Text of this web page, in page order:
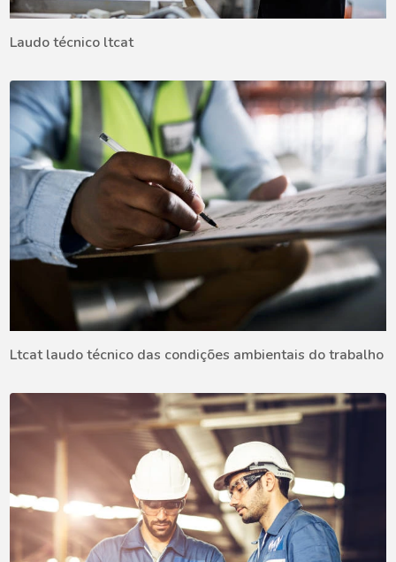
Laudo técnico ltcat
Ltcat laudo técnico das condições ambientais do trabalho